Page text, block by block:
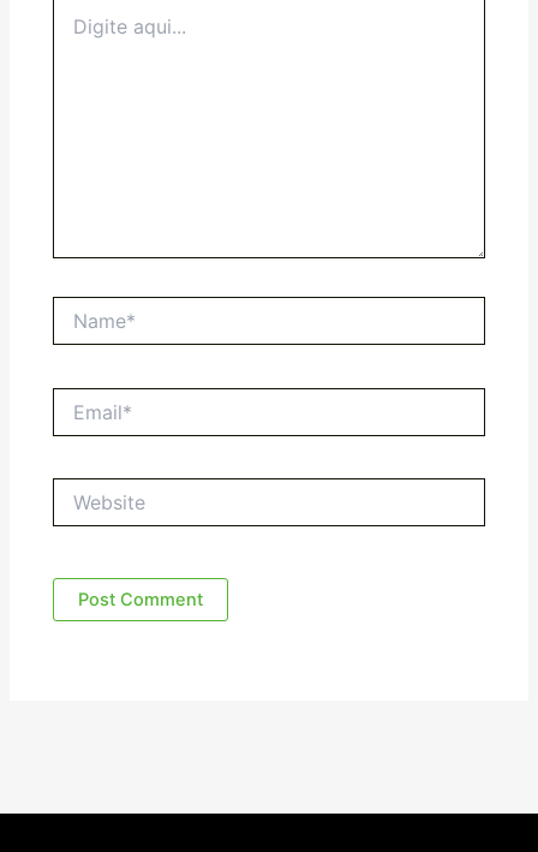
aqui...